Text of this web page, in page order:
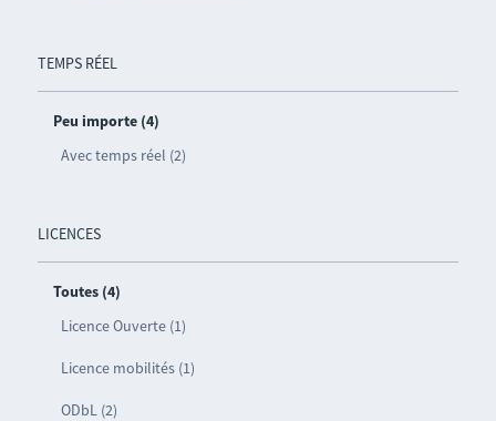
TEMPS RÉEL
Peu importe (4)
Avec temps réel (2)
LICENCES
Toutes (4)
Licence Ouverte (1)
Licence mobilités (1)
ODbL (2)